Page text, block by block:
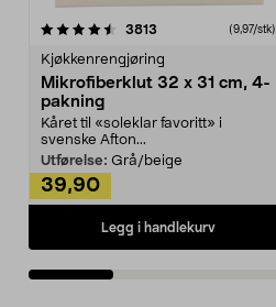
3813 anmeldelser(9,97/stk)
Kjøkkenrengjøring
Mikrofiberklut 32 x 31 cm, 4-
pakning
Kåret til «soleklar favoritt» i
svenske Afton...
Utførelse: Grå/beige
39,90
Legg i handlekurv
4.5av 5 stjerner